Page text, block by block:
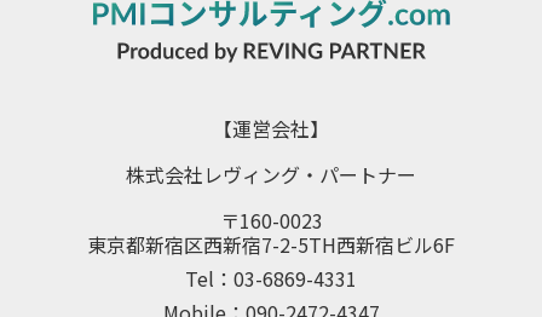
【運営会社】
株式会社レヴィング・パートナー
〒160-0023
東京都新宿区西新宿7-2-5TH西新宿ビル6F
Tel：03-6869-4331